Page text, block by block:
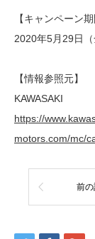
【キャンペーン期
2020年5月29日
【情報参照元】
KAWASAKI
https://
motors.com/mc/
前